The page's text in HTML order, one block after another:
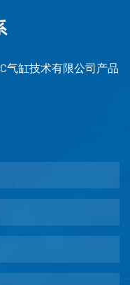
气缸技术有限公司产品